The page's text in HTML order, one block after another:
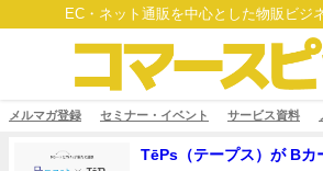
EC・ネット通販を中心とした物販ビジ
メルマガ登録 セミナー・イベント サービス資料
TēPs（テープス）が Bカ